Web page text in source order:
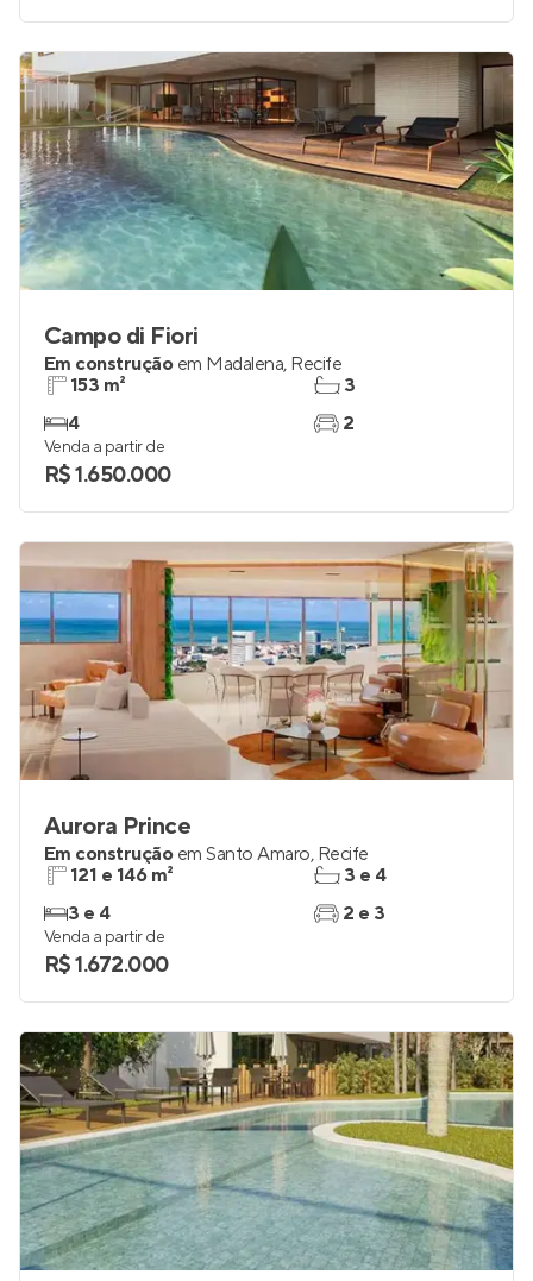
Campo di Fiori
Em construção em Madalena, Recife
153 m²
4
3
2
Venda a partir de
R$ 1.650.000
Aurora Prince
Em construção em Santo Amaro, Recife
121 e 146 m²
3 e 4
3 e 4
2 e 3
Venda a partir de
R$ 1.672.000